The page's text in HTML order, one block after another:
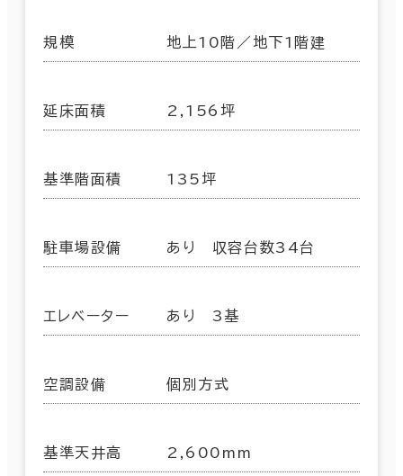
規模 地上10階／地下1階建
延床面積 2,156坪
基準階面積 135坪
駐車場設備 あり 収容台数34台
エレベーター あり 3基
空調設備 個別方式
基準天井高 2,600mm